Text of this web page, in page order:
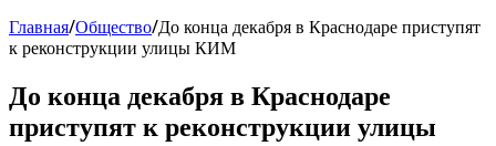
Главная/Общество/До конца декабря в Краснодаре приступят
к реконструкции улицы КИМ
До конца декабря в Краснодаре
приступят к реконструкции улицы